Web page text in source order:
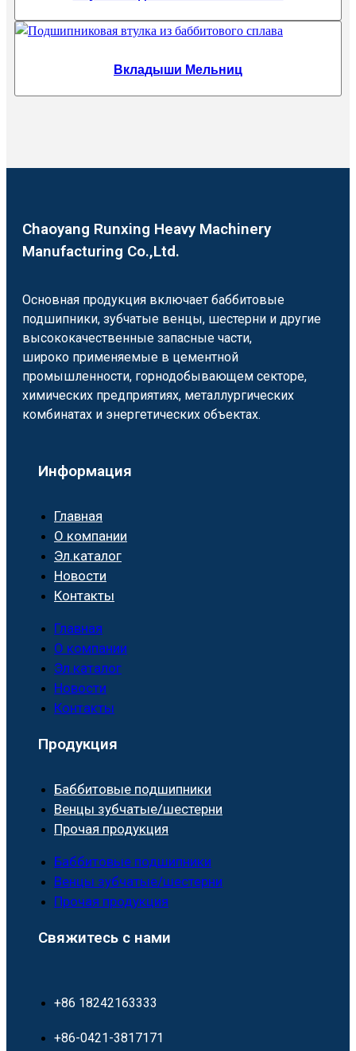
Вкладыши Мельниц
Chaoyang Runxing Heavy Machinery
Manufacturing Co.,Ltd.
Основная продукция включает баббитовые
подшипники, зубчатые венцы, шестерни и другие
высококачественные запасные части,
широко применяемые в цементной
промышленности, горнодобывающем секторе,
химических предприятиях, металлургических
комбинатах и энергетических объектах.
Информация
Главная
О компании
Эл.каталог
Новости
Контакты
Главная
О компании
Эл.каталог
Новости
Контакты
Продукция
Баббитовые подшипники
Венцы зубчатые/шестерни
Прочая продукция
Баббитовые подшипники
Венцы зубчатые/шестерни
Прочая продукция
Свяжитесь с нами
+86 18242163333
+86-0421-3817171